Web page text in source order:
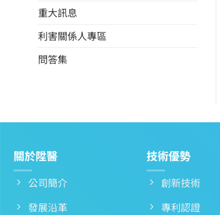
重大訊息
利害關係人專區
問答集
關於陞醫
公司簡介
發展沿革
技術優勢
創新技術
專利認證